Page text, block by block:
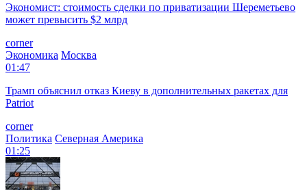
Экономист: стоимость сделки по приватизации Шереметьево
может превысить $2 млрд
corner
Экономика Москва
01:47
Трамп объяснил отказ Киеву в дополнительных ракетах для
Patriot
corner
Политика Северная Америка
01:25